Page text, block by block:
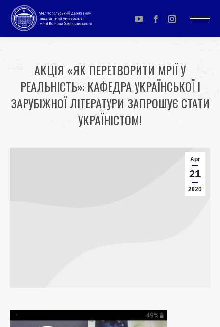
YouTube
page
in
new
window
Facebook
page
in
new
window
Instagram
page
in
new
window
АКЦІЯ «ЯК ПЕРЕТВОРИТИ МРІЇ У
РЕАЛЬНІСТЬ»: КАФЕДРА УКРАЇНСЬКОЇ І
ЗАРУБІЖНОЇ ЛІТЕРАТУРИ ЗАПРОШУЄ СТАТИ
УКРАЇНІСТОМ!
Apr
21
2020